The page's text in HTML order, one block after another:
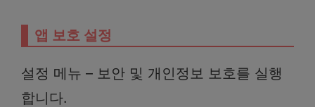
앱 보호 설정
설정 메뉴 – 보안 및 개인정보 보호를 실행
합니다.